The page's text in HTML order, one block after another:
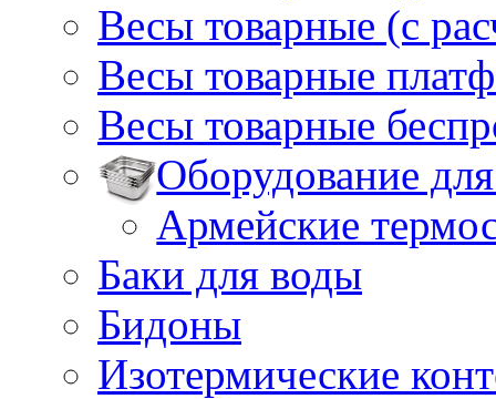
Весы товарные (с
Весы товарные
Весы товарные
Оборудование
Армейские
Баки для воды
Бидоны
Изотермические